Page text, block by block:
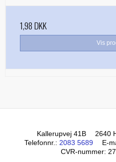
1,98 DKK
Vis
Kallerupvej 41B 2640
Telefonnr. : 2083 5689 E-
CVR-nummer: